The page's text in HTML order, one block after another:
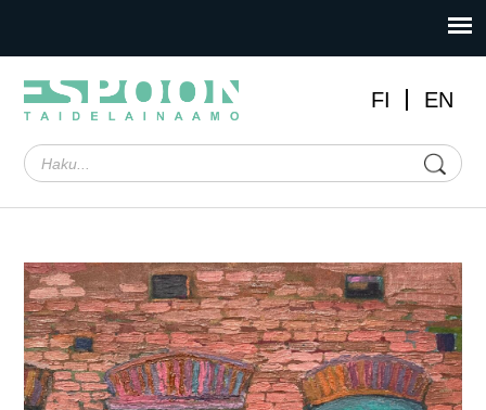
FI EN